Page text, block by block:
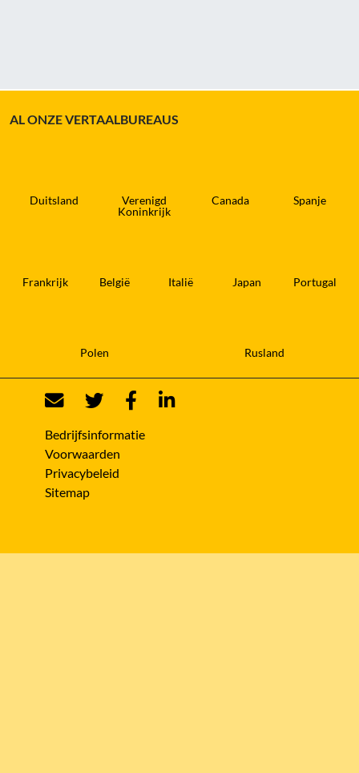
AL ONZE VERTAALBUREAUS
Duitsland
Verenigd
Koninkrijk
Canada Spanje
Frankrijk België Italië Japan Portugal
Polen Rusland
Bedrijfsinformatie
Voorwaarden
Privacybeleid
Sitemap